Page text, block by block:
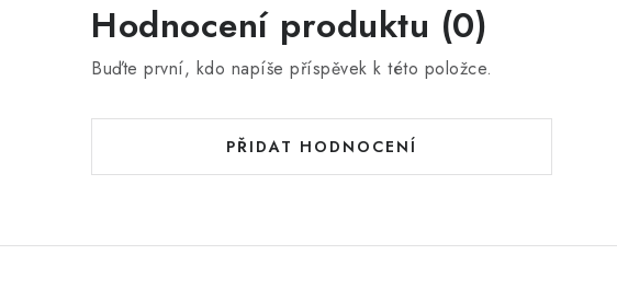
Hodnocení produktu (0)
Buďte první, kdo napíše příspěvek k této položce.
PŘIDAT HODNOCENÍ